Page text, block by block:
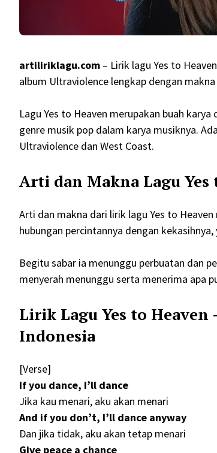
artiliriklagu.com – Lirik lagu Yes to
album Ultraviolence lengkap dengan
Lagu Yes to Heaven merupakan buah
genre musik pop dalam karya musiknya.
Ultraviolence dan West Coast.
Arti dan Makna Lagu Yes
Arti dan makna dari lirik lagu Yes to
hubungan percintannya dengan
Begitu sabar ia menunggu perbuatan dan
menyerah menunggu serta menerima apa
Lirik Lagu Yes to Heaven
Indonesia
[Verse]
If you dance, I’ll dance
Jika kau menari, aku akan menari
And if you don’t, I’ll dance anyway
Dan jika tidak, aku akan tetap menari
Give peace a chance